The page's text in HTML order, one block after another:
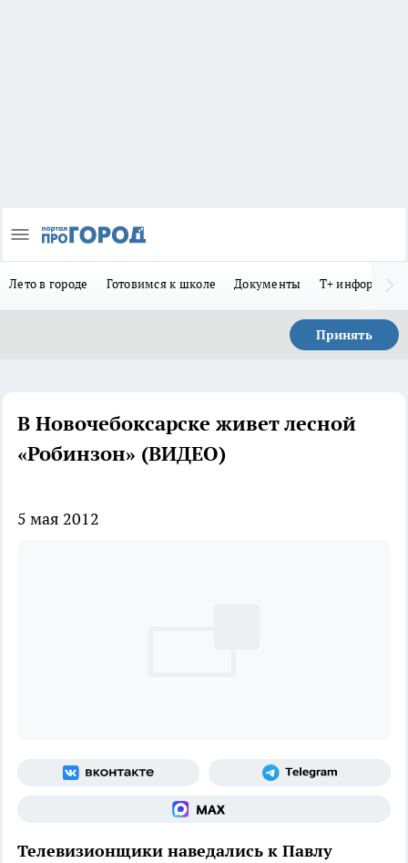
Лето в городе Готовимся к школе Документы Т+
Принять
В Новочебоксарске живет лесной
«Робинзон» (ВИДЕО)
5 мая 2012
Телевизионщики наведались к Павлу